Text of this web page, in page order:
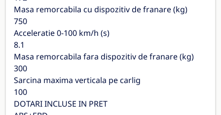
Masa remorcabila cu dispozitiv de franare (kg)
750
Acceleratie 0-100 km/h (s)
8.1
Masa remorcabila fara dispozitiv de franare (kg)
300
Sarcina maxima verticala pe carlig
100
DOTARI INCLUSE IN PRET